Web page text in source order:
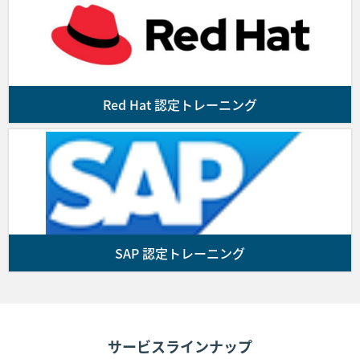
■第4条 (代金のお支払)
求書に記載された支払期日までに、同請求書に指
定された銀行口座にコースの代金を振り込んで支
払を行うものとします。なお、代金の振込に要す
る諸費用はお客様の負担とします。
前項の支払期限までに入金が確認できない場合、
お客様の受講をお断りすることがあります。
■第5条 (コースの開催)
コースに出席しない場合であっても代金の返金は行いませ
■ JTP
本コースのキャンセルおよび日程変更期日は、コース初
日の11営業日前となりますのでご注意ください。
Red Hat 認定トレーニング
SAP 認定トレーニング
サービスラインナップ